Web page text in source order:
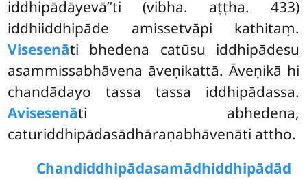
iddhipādāyevā’’ti (vibha. aṭṭha. 433)
iddhiiddhipāde amissetvāpi kathitaṃ.
Visesenāti bhedena catūsu iddhipādesu
asammissabhāvena āveṇikattā. Āveṇikā hi
chandādayo tassa tassa iddhipādassa.
Avisesenāti abhedena,
caturiddhipādasādhāraṇabhāvenāti attho.
Chandiddhipādasamādhiddhipādād